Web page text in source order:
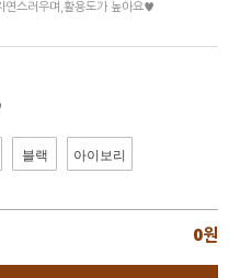
연스러우며,활용도가 높아요♥
블랙 아이보리
0원